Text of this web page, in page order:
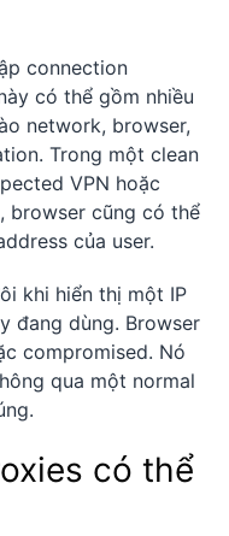
connection
có thể gồm nhiều
network, browser,
Trong một clean
VPN hoặc
browser cũng có thể
của user.
khi hiển thị một IP
đang dùng. Browser
compromised. Nó
qua một normal
có thể